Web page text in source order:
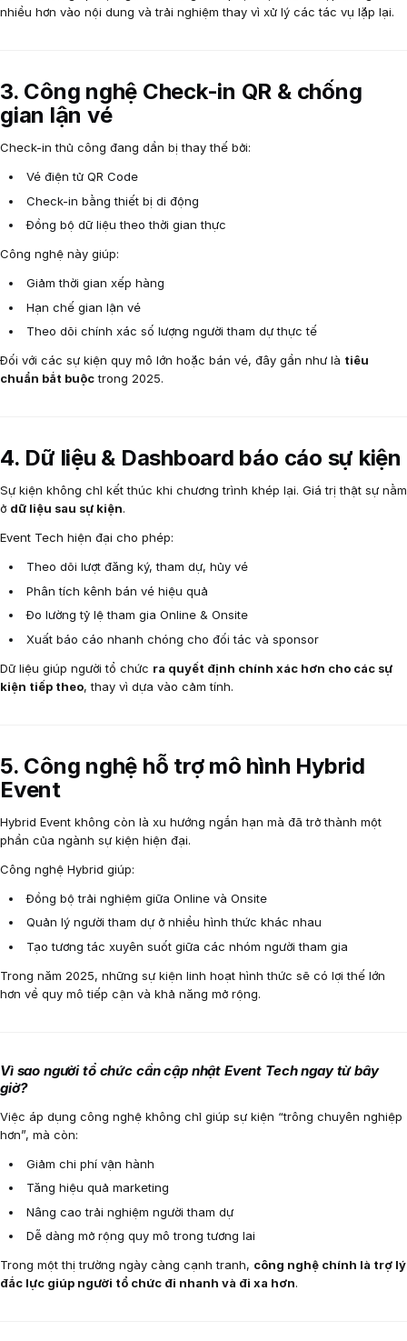
nhiều hơn vào nội dung và trải nghiệm thay vì xử lý các tác vụ lặp lại.
3. Công nghệ Check-in QR & chống
gian lận vé
Check-in thủ công đang dần bị thay thế bởi:
Vé điện tử QR Code
Check-in bằng thiết bị di động
Đồng bộ dữ liệu theo thời gian thực
Công nghệ này giúp:
Giảm thời gian xếp hàng
Hạn chế gian lận vé
Theo dõi chính xác số lượng người tham dự thực tế
Đối với các sự kiện quy mô lớn hoặc bán vé, đây gần như là tiêu
chuẩn bắt buộctrong 2025.
4. Dữ liệu & Dashboard báo cáo sự kiện
Sự kiện không chỉ kết thúc khi chương trình khép lại. Giá trị thật sự nằm
ở dữ liệu sau sự kiện.
Event Tech hiện đại cho phép:
Theo dõi lượt đăng ký, tham dự, hủy vé
Phân tích kênh bán vé hiệu quả
Đo lường tỷ lệ tham gia Online & Onsite
Xuất báo cáo nhanh chóng cho đối tác và sponsor
Dữ liệu giúp người tổ chức ra quyết định chính xác hơn cho các sự
kiện tiếp theo, thay vì dựa vào cảm tính.
5. Công nghệ hỗ trợ mô hình Hybrid
Event
Hybrid Event không còn là xu hướng ngắn hạn mà đã trở thành một
phần của ngành sự kiện hiện đại.
Công nghệ Hybrid giúp:
Đồng bộ trải nghiệm giữa Online và Onsite
Quản lý người tham dự ở nhiều hình thức khác nhau
Tạo tương tác xuyên suốt giữa các nhóm người tham gia
Trong năm 2025, những sự kiện linh hoạt hình thức sẽ có lợi thế lớn
hơn về quy mô tiếp cận và khả năng mở rộng.
Vì sao người tổ chức cần cập nhật Event Tech ngay từ bây
giờ?
Việc áp dụng công nghệ không chỉ giúp sự kiện “trông chuyên nghiệp
hơn”, mà còn:
Giảm chi phí vận hành
Tăng hiệu quả marketing
Nâng cao trải nghiệm người tham dự
Dễ dàng mở rộng quy mô trong tương lai
Trong một thị trường ngày càng cạnh tranh, công nghệ chính là trợ lý
đắc lực giúp người tổ chức đi nhanh và đi xa hơn.